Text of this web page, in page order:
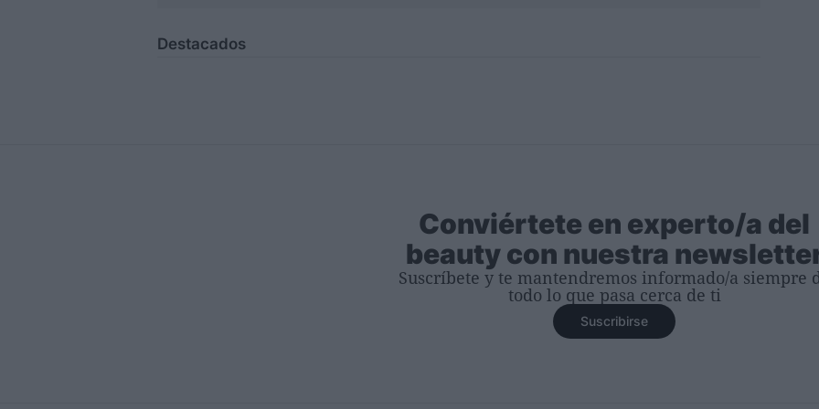
Destacados
Conviértete en experto/a del
beauty con nuestra
Suscríbete y te mantendremos informado/a siempre
todo lo que pasa cerca de ti
Suscribirse